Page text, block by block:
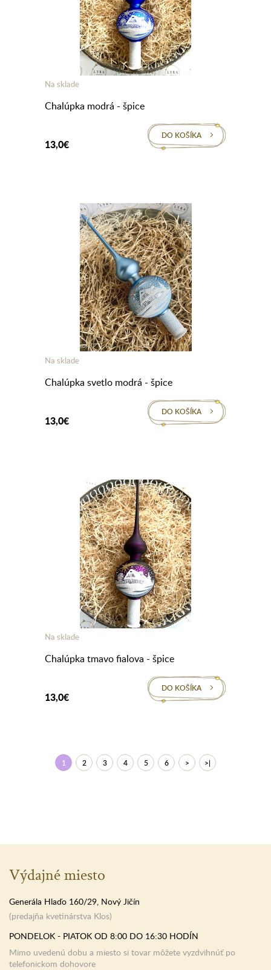
Na sklade
Chalúpka modrá - špice
13,0€
DO KOŠÍKA
Na sklade
Chalúpka svetlo modrá - špice
13,0€
DO KOŠÍKA
Na sklade
Chalúpka tmavo fialova - špice
13,0€
DO KOŠÍKA
1 2 3 4 5 6 > >|
Výdajné miesto
Generála Hlaďo 160/29, Nový Jičín
(predajňa kvetinárstva Klos)
PONDELOK - PIATOK OD 8:00 DO 16:30 HODÍN
Mimo uvedenú dobu a miesto si tovar môžete vyzdvihnúť po
telefonickom dohovore